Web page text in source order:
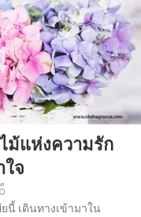
ม้แห่งความรัก
ใจ
นี้ เดินทางเข้ามาใน